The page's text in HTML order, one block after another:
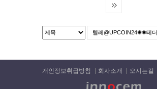
개인정보취급방침 회사소개 오시는길